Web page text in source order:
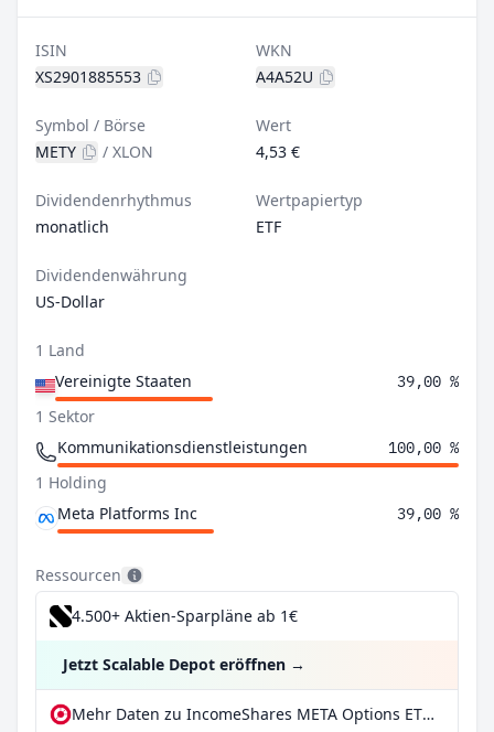
ISIN
XS2901885553
WKN
A4A52U
Symbol / Börse
METY
/ XLON
Wert
4,53 €
Dividendenrhythmus
monatlich
Wertpapiertyp
ETF
Dividendenwährung
US-Dollar
1 Land
Vereinigte Staaten
39,00 %
1 Sektor
Kommunikationsdienstleistungen
100,00 %
1 Holding
Meta Platforms Inc
39,00 %
Ressourcen
4.500+ Aktien-Sparpläne ab 1€
Jetzt Scalable Depot eröffnen →
Mehr Daten zu IncomeShares META Options ETP bei extraETF